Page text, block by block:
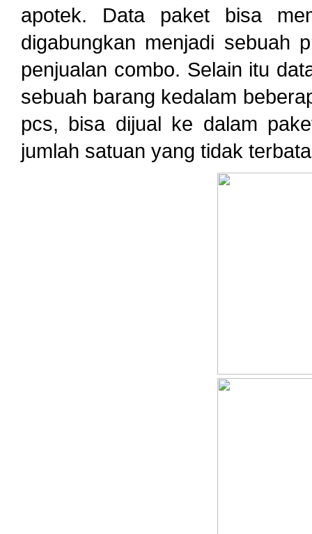
apotek. Data paket bisa
digabungkan menjadi sebuah
penjualan combo. Selain itu
sebuah barang kedalam
pcs, bisa dijual ke dalam
jumlah satuan yang tidak